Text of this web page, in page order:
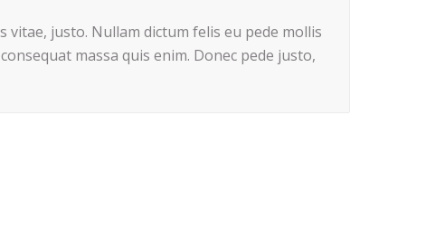
justo. Nullam dictum felis eu pede mollis
massa quis enim. Donec pede justo,